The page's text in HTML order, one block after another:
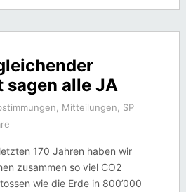
sagen alle JA
Mitteilungen
SP
170 Jahren haben wir
zusammen so viel CO2
wie die Erde in 800’000